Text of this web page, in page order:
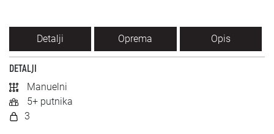
Kontakt
SRPSKI
СРПСКИ
Detalji Oprema Opis
DETALJI
Manuelni
5+ putnika
3